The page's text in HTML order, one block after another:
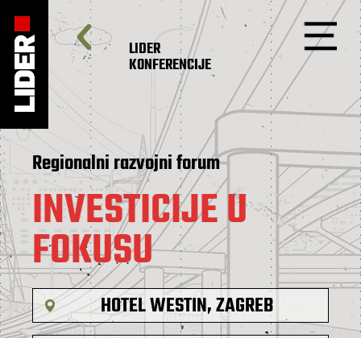
LIDER
KONFERENCIJE
Regionalni razvojni forum
INVESTICIJE U
FOKUSU
HOTEL WESTIN, ZAGREB